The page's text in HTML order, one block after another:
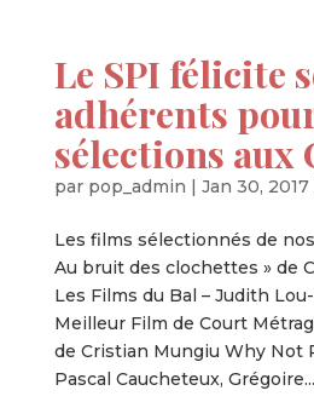
Le SPI félicite
adhérents
sélections aux
par pop_admin | Jan 30, 2017
Les films sélectionnés de
Au bruit des clochettes » de
Les Films du Bal – Judith
Meilleur Film de Court
de Cristian Mungiu Why Not
Pascal Caucheteux, Grégoire...